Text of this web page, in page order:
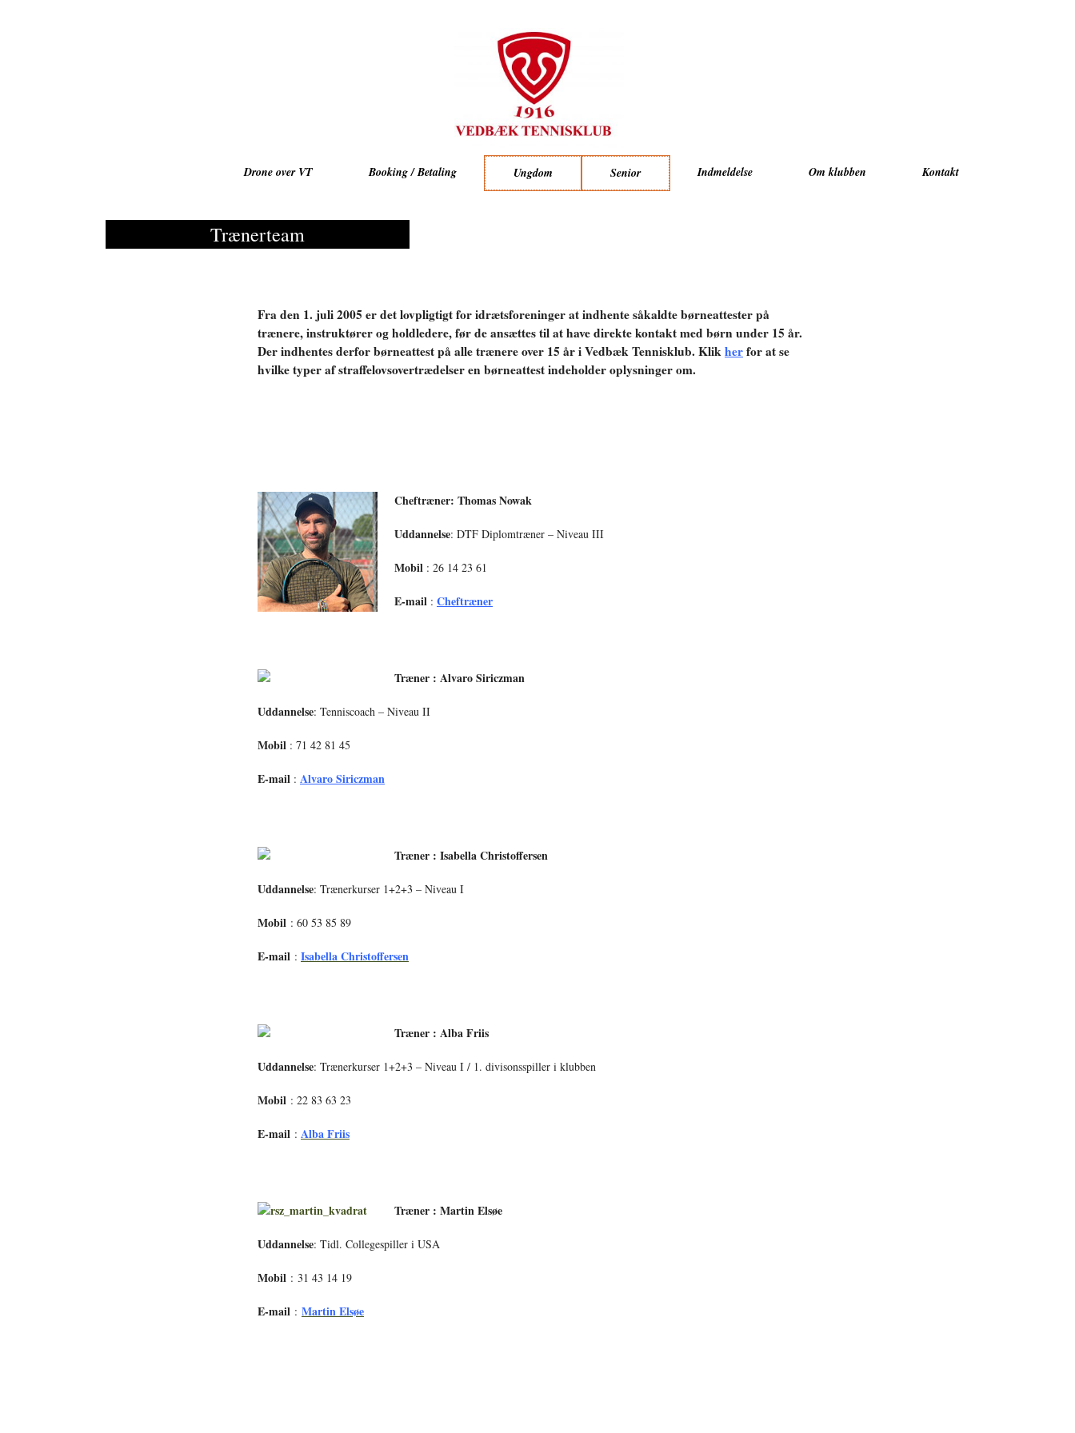
Drone over VT Booking / Betaling Ungdom Senior Indmeldelse Om klubben Kontakt
Trænerteam
Fra den 1. juli 2005 er det lovpligtigt for idrætsforeninger at indhente såkaldte børneattester på
trænere, instruktører og holdledere, før de ansættes til at have direkte kontakt med børn under 15 år.
Der indhentes derfor børneattest på alle trænere over 15 år i Vedbæk Tennisklub. Klikherfor at se
hvilke typer af straffelovsovertrædelser en børneattest indeholder oplysninger om.
Cheftræner: Thomas Nowak
Uddannelse: DTF Diplomtræner – Niveau III
Mobil : 26 14 23 61
E-mail : Cheftræner
Træner : Alvaro Siriczman
Uddannelse: Tenniscoach – Niveau II
Mobil : 71 42 81 45
E-mail : Alvaro Siriczman
Træner : Isabella Christoffersen
Uddannelse: Trænerkurser 1+2+3 – Niveau I
Mobil : 60 53 85 89
E-mail : Isabella Christoffersen
Træner : Alba Friis
Uddannelse: Trænerkurser 1+2+3 – Niveau I / 1. divisonsspiller i klubben
Mobil : 22 83 63 23
E-mail : Alba Friis
Træner : Martin Elsøe
Uddannelse: Tidl. Collegespiller i USA
Mobil : 31 43 14 19
E-mail : Martin Elsøe